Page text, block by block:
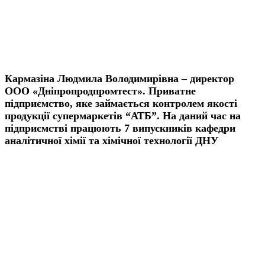
Кармазіна Людмила Володимирівна – директор
ООО «Дніпропродпромтест». Приватне
підприємство, яке займається контролем якості
продукції супермаркетів “АТБ”. На даний час на
підприємстві працюють 7 випускників кафедри
аналітичної хімії та хімічної технології ДНУ